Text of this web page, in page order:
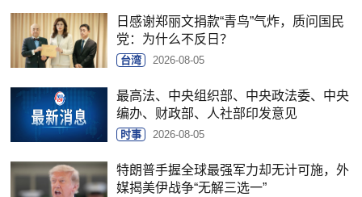
日感谢郑丽文捐款“青鸟”气炸，质问国民
党：为什么不反日？
台湾 2026-08-05
最高法、中央组织部、中央政法委、中央
编办、财政部、人社部印发意见
时事 2026-08-05
特朗普手握全球最强军力却无计可施，外
媒揭美伊战争“无解三选一”